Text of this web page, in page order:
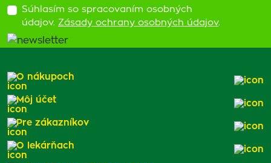
Súhlasím so spracovaním osobných
údajov. Zásady ochrany osobných údajov.
O nákupoch
Môj účet
Pre zákazníkov
O lekárňach